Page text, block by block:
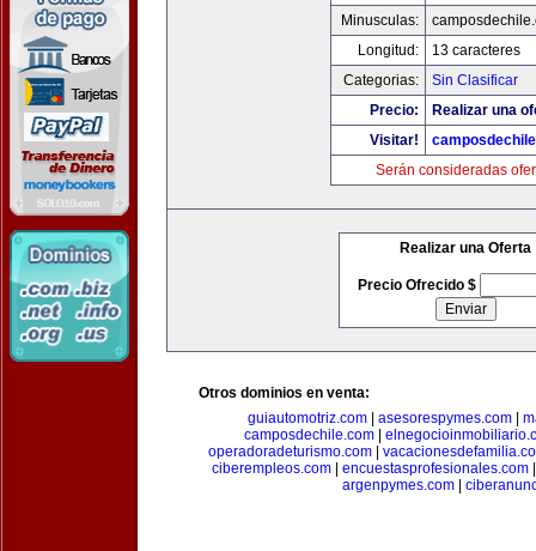
Minusculas:
Longitud:
13 caracteres
Categorias:
Sin Clasificar
Precio:
Realizar una
Visitar!
Serán consideradas
Realizar una Oferta
Precio Ofrecido $
Otros dominios en venta:
guiautomotriz.com
asesorespymes.com
camposdechile.com
operadoradeturismo.com
ciberempleos.com
encuestasprofesionales.com
argenpymes.com